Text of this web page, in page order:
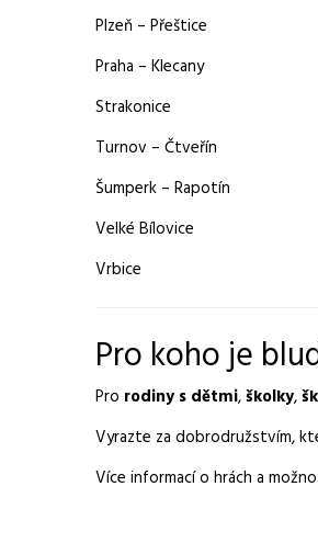
Plzeň – Přeštice
Praha – Klecany
Strakonice
Turnov – Čtveřín
Šumperk – Rapotín
Velké Bílovice
Vrbice
Pro koho je
Pro rodiny s dětmi,školky,
Vyrazte za dobrodružstvím,
Více informací o hrách a